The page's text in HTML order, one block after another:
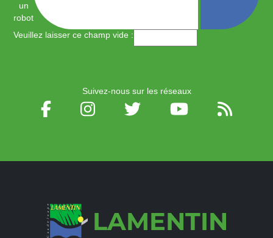
LAMENTIN
un
robot
Veuillez laisser ce champ vide :
Suivez-nous sur les réseaux